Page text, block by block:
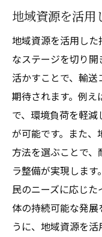
地域資源を活用
地域資源を活用し
なステージを切り
活かすことで、輸
期待されます。例え
で、環境負荷を軽減
が可能です。また
方法を選ぶことで
ラ整備が実現しま
民のニーズに応じ
体の持続可能な発
うに、地域資源を